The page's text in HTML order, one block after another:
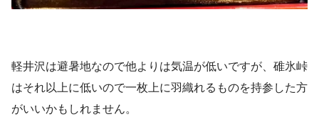
軽井沢は避暑地なので他よりは気温が低いですが、碓氷峠
はそれ以上に低いので一枚上に羽織れるものを持参した方
がいいかもしれません。